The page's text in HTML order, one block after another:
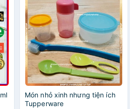
Món nhỏ xinh nhưng tiện ích
Tupperware